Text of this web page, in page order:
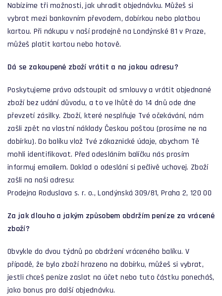
Nabízíme tři možnosti, jak uhradit objednávku. Můžeš si
vybrat mezi bankovním převodem, dobírkou nebo platbou
kartou. Při nákupu v naší prodejně na Londýnské 81 v Praze,
můžeš platit kartou nebo hotově.
Dá se zakoupené zboží vrátit a na jakou adresu?
Poskytujeme právo odstoupit od smlouvy a vrátit objednané
zboží bez udání důvodu, a to ve lhůtě do 14 dnů ode dne
převzetí zásilky. Zboží, které nesplňuje Tvé očekávání, nám
zašli zpět na vlastní náklady Českou poštou (prosíme ne na
dobírku). Do balíku vlož Tvé zákaznické údaje, abychom Tě
mohli identifikovat. Před odesláním balíčku nás prosím
informuj emailem. Doklad o odeslání si pečlivě uchovej. Zboží
zašli na naši adresu:
Prodejna Roduslava s. r. o., Londýnská 309/81, Praha 2, 120 00
Za jak dlouho a jakým způsobem obdržím peníze za vrácené
zboží?
Obvykle do dvou týdnů po obdržení vráceného balíku. V
případě, že bylo zboží hrazeno na dobírku, můžeš si vybrat,
jestli chceš peníze zaslat na účet nebo tuto částku ponecháš,
jako bonus pro další objednávku.